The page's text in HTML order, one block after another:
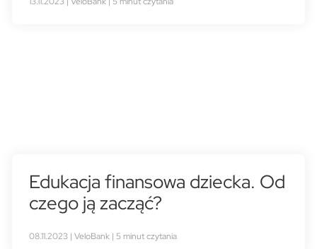
Edukacja finansowa dziecka. Od
czego ją zacząć?
08.11.2023 | VeloBank | 5 minut czytania